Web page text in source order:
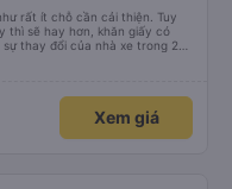
rất ít chỗ cần cải thiện. Tuy
thì sẽ hay hơn, khăn giấy có
sự thay đổi của nhà xe trong 2
thiện, quy trình phục vụ rõ
Xem giá